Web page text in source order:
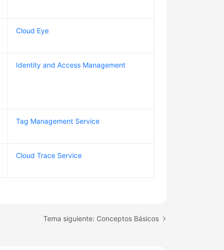
Cloud Eye
Identity and Access Management
Tag Management Service
Cloud Trace Service
Tema siguiente: Conceptos Básicos